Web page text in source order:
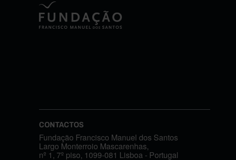
CONTACTOS
Fundação Francisco Manuel dos Santos
Largo Monterroio Mascarenhas,
nº 1, 7º piso, 1099-081 Lisboa - Portugal